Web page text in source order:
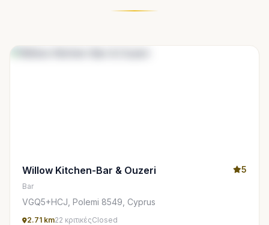
Willow Kitchen-Bar & Ouzeri 5
Bar
VGQ5+HCJ, Polemi 8549, Cyprus
2.71 km22 κριτικέςClosed